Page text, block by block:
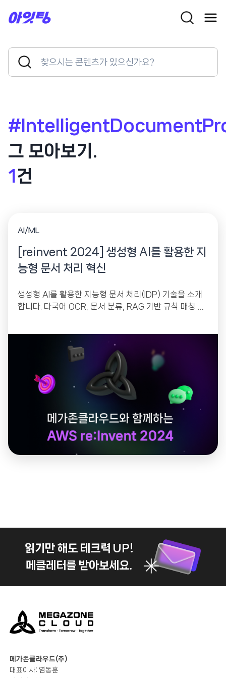
Search
Search
Button
그 모아보기.
1 건
AI/ML
[reinvent 2024] 생성형 AI를 활용한 지
능형 문서 처리 혁신
생성형 AI를 활용한 지능형 문서 처리(IDP) 기술을 소개
합니다. 다국어 OCR, 문서 분류, RAG 기반 규칙 매칭 등
읽기만 해도 테크력 UP!
메클레터를 받아보세요.
메가존클라우드(주)
대표이사: 염동훈